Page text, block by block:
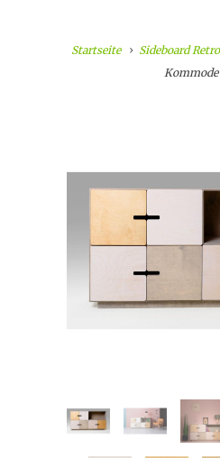
Startseite Sideboard
Kommode